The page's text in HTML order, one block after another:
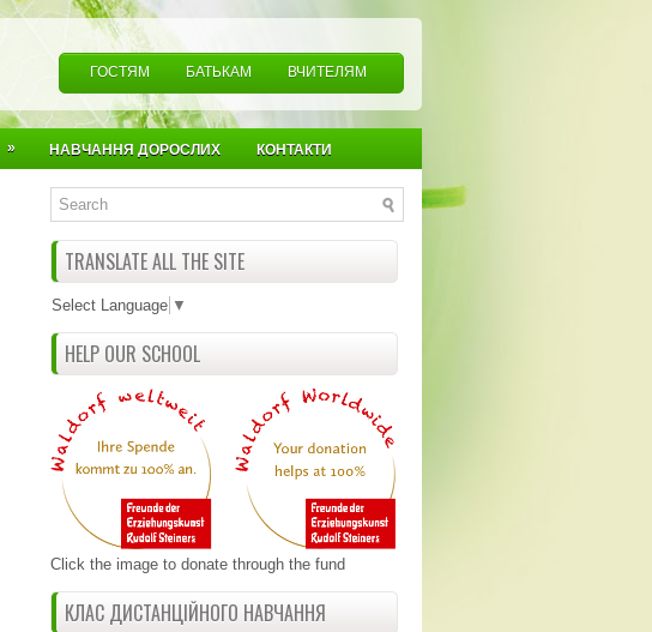
ГОСТЯМ БАТЬКАМ ВЧИТЕЛЯМ
» НАВЧАННЯ ДОРОСЛИХ КОНТАКТИ
TRANSLATE ALL THE SITE
Select Language ▼
HELP OUR SCHOOL
Click the image to donate through the fund
КЛАС ДИСТАНЦІЙНОГО НАВЧАННЯ